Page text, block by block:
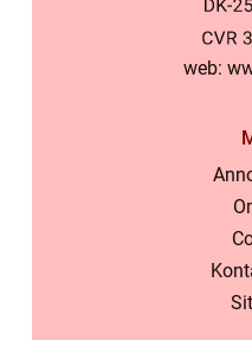
web: